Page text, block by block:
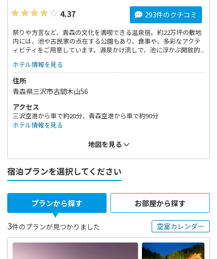
4.37
293件のクチコミ
祭りや方言など、青森の文化を満喫できる温泉宿。約22万坪の敷地
内には、池や古民家の点在する公園もあり、食事や、多彩なアクテ
ィビティをご用意しています。源泉かけ流しで、池に浮かぶ開放的
ご飯が楽しめるビュッフェレストランをお楽しみください。
ホテル情報を見る
住所
青森県三沢市古間木山56
アクセス
三沢空港から車で約20分、青森空港から車で約90分
ホテル情報を見る
地図を見る
宿泊プランを選択してください
プランから探す お部屋から探す
3件のプランが見つかりました 空室カレンダー